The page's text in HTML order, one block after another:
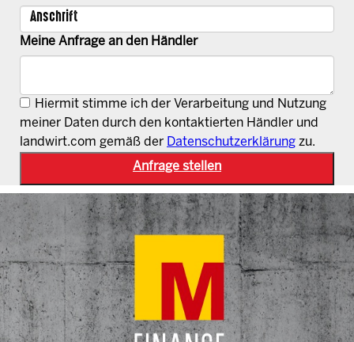
Meine Anfrage an den Händler
Hiermit stimme ich der Verarbeitung und Nutzung
meiner Daten durch den kontaktierten Händler und
landwirt.com gemäß der Datenschutzerklärung zu.